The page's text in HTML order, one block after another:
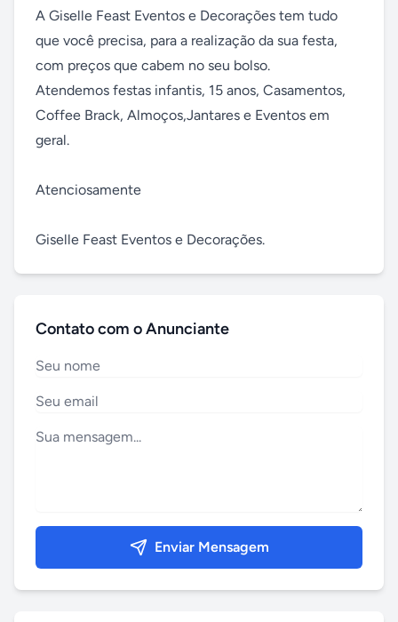
A Giselle Feast Eventos e Decorações tem tudo
que você precisa, para a realização da sua festa,
com preços que cabem no seu bolso.
Atendemos festas infantis, 15 anos, Casamentos,
Coffee Brack, Almoços,Jantares e Eventos em
geral.
Atenciosamente
Giselle Feast Eventos e Decorações.
Contato com o Anunciante
Enviar Mensagem